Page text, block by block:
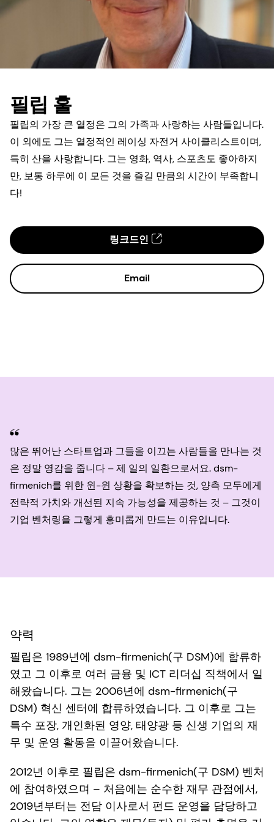
필립 훌
필립의 가장 큰 열정은 그의 가족과 사랑하는 사람들입니다.
이 외에도 그는 열정적인 레이싱 자전거 사이클리스트이며,
특히 산을 사랑합니다. 그는 영화, 역사, 스포츠도 좋아하지
만, 보통 하루에 이 모든 것을 즐길 만큼의 시간이 부족합니
다!
링크드인
Email
많은 뛰어난 스타트업과 그들을 이끄는 사람들을 만나는 것
은 정말 영감을 줍니다 – 제 일의 일환으로서요. dsm-
firmenich를 위한 윈-윈 상황을 확보하는 것, 양측 모두에게
전략적 가치와 개선된 지속 가능성을 제공하는 것 – 그것이
기업 벤처링을 그렇게 흥미롭게 만드는 이유입니다.
약력
필립은 1989년에 dsm-firmenich(구 DSM)에 합류하
였고 그 이후로 여러 금융 및 ICT 리더십 직책에서 일
해왔습니다. 그는 2006년에 dsm-firmenich(구
DSM) 혁신 센터에 합류하였습니다. 그 이후로 그는
특수 포장, 개인화된 영양, 태양광 등 신생 기업의 재
무 및 운영 활동을 이끌어왔습니다.
2012년 이후로 필립은 dsm-firmenich(구 DSM) 벤처
에 참여하였으며 – 처음에는 순수한 재무 관점에서,
2019년부터는 전담 이사로서 펀드 운영을 담당하고